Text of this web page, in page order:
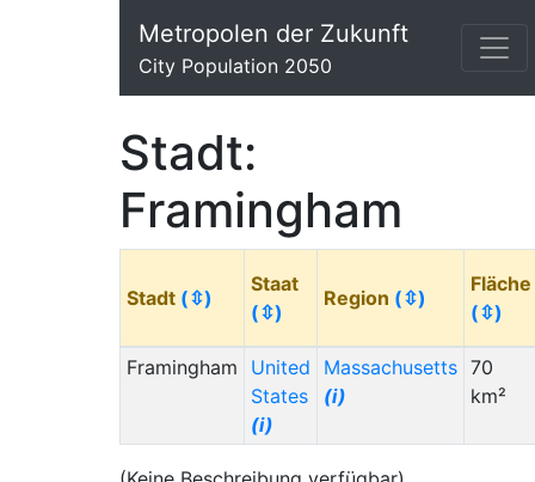
Metropolen der Zukunft
City Population 2050
Stadt:
Framingham
Stadt (⇳)
Staat
(⇳)
Region (⇳)
Fläche
(⇳)
Framingham
United
States
(i)
Massachusetts
(i)
70
km²